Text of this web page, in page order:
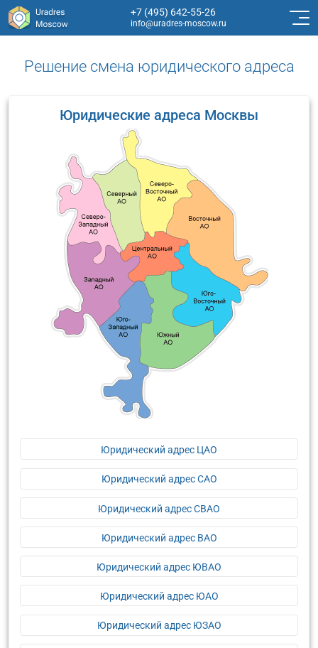
+7 (495) 642-55-26
info@uradres-moscow.ru
Решение смена юридического адреса
Юридические адреса Москвы
Юридический адрес ЦАО
Юридический адрес САО
Юридический адрес СВАО
Юридический адрес ВАО
Юридический адрес ЮВАО
Юридический адрес ЮАО
Юридический адрес ЮЗАО